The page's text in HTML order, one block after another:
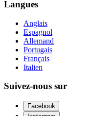
Langues
Anglais
Espagnol
Allemand
Portugais
Français
Italien
Suivez-nous sur
Facebook